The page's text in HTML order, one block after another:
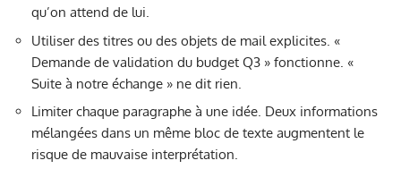
qu’on attend de lui.
Utiliser des titres ou des objets de mail explicites. «
Demande de validation du budget Q3 » fonctionne. «
Suite à notre échange » ne dit rien.
Limiter chaque paragraphe à une idée. Deux informations
mélangées dans un même bloc de texte augmentent le
risque de mauvaise interprétation.